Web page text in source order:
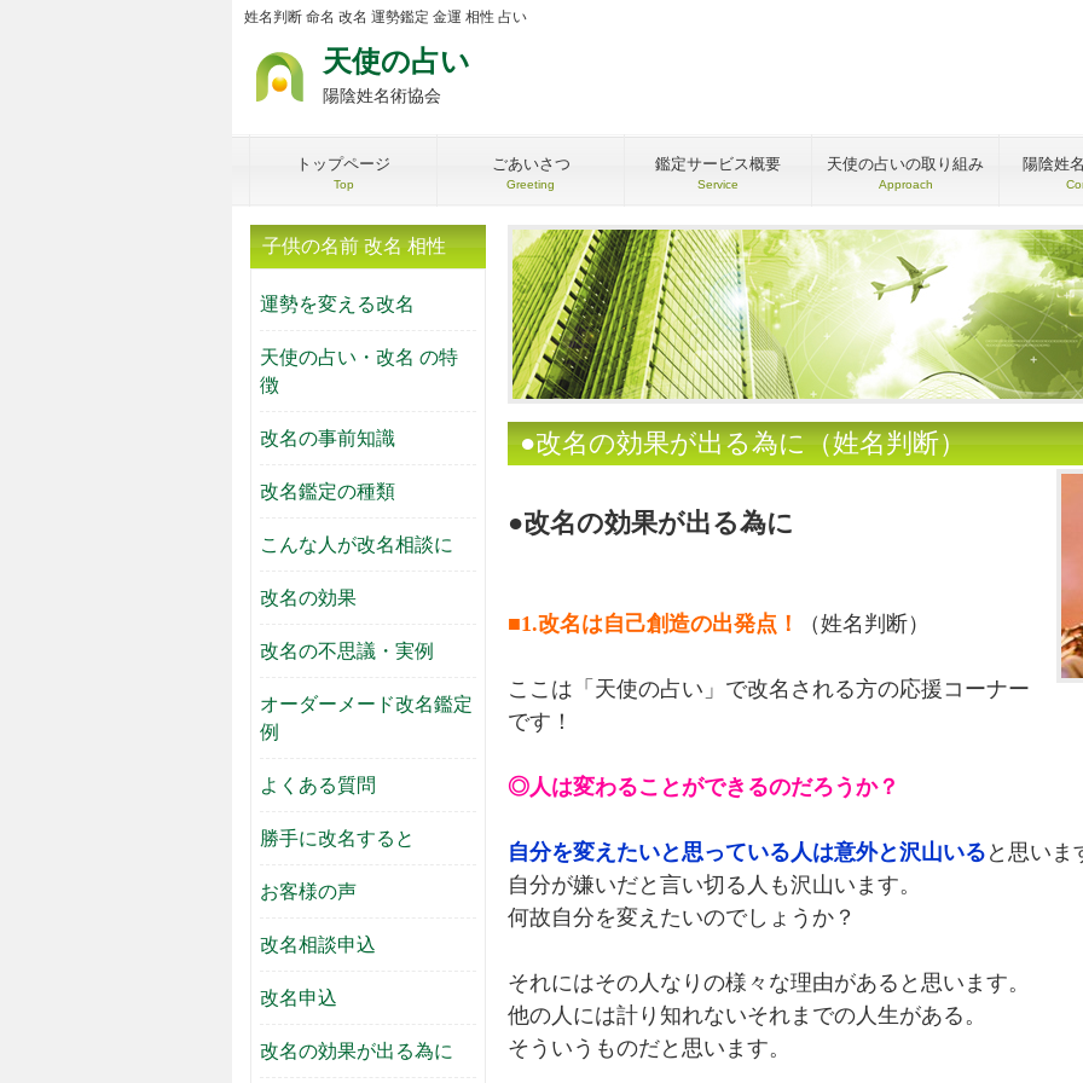
姓名判断 命名 改名 運勢鑑定 金運 相性 占い
天使の占い
陽陰姓名術協会
トップページ
Top
ごあいさつ
Greeting
鑑定サービス概要
Service
天使の占いの取り組み
Approach
陽陰姓
●改名の効果が出る為に（姓名判断）
●改名の効果が出る為に
■1.改名は自己創造の出発点！ （姓名判断）
ここは「天使の占い」で改名される方の応援コーナー
です！
◎人は変わることができるのだろうか？
自分を変えたいと思っている人は意外と沢山いる と思いま
自分が嫌いだと言い切る人も沢山います。
何故自分を変えたいのでしょうか？
それにはその人なりの様々な理由があると思います。
他の人には計り知れないそれまでの人生がある。
そういうものだと思います。
子供の名前 改名 相性
運勢を変える改名
天使の占い・改名 の特
徴
改名の事前知識
改名鑑定の種類
こんな人が改名相談に
改名の効果
改名の不思議・実例
オーダーメード改名鑑定
例
よくある質問
勝手に改名すると
お客様の声
改名相談申込
改名申込
改名の効果が出る為に